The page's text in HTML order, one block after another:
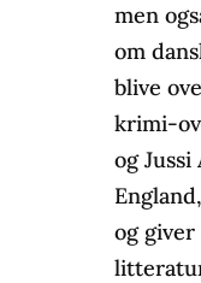
men
om
blive
krimi-
og
og giver